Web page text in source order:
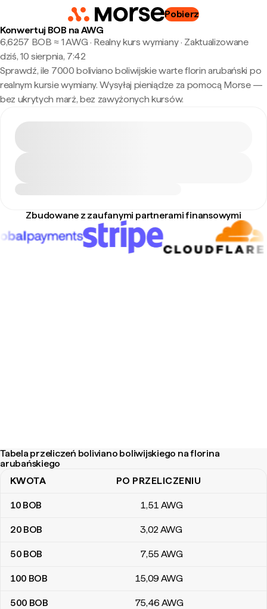
Pobierz
Konwertuj BOB na AWG
6,6257 BOB ≈ 1 AWG · Realny kurs wymiany· Zaktualizowane
dziś, 10 sierpnia, 7:42
Sprawdź, ile 7000 boliviano boliwijskie warte florin arubański po
realnym kursie wymiany. Wysyłaj pieniądze za pomocą Morse —
bez ukrytych marż, bez zawyżonych kursów.
Zbudowane z zaufanymi partnerami finansowymi
Tabela przeliczeń boliviano boliwijskiego na florina
arubańskiego
Tabela przeliczeń boliviano boliwijskiego na florina arubańskiego
KWOTA PO PRZELICZENIU
10 BOB 1,51 AWG
20 BOB 3,02AWG
50 BOB 7,55 AWG
100 BOB 15,09 AWG
500 BOB 75,46 AWG